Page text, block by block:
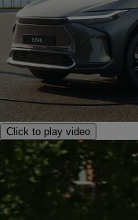
Click to play video